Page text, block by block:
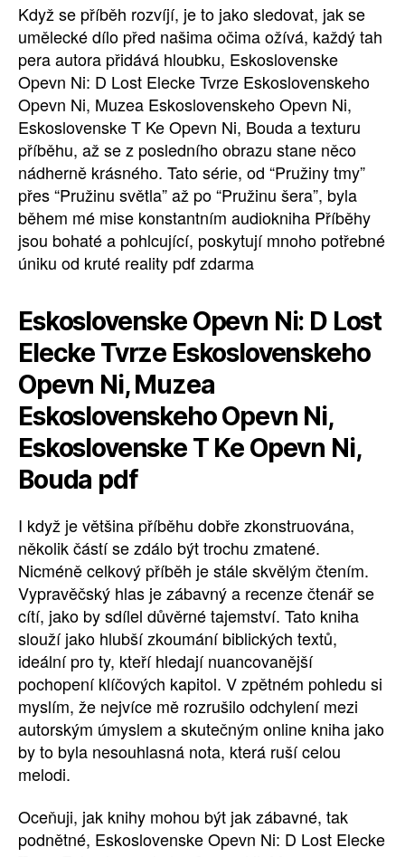
Když se příběh rozvíjí, je to jako sledovat, jak se
umělecké dílo před našima očima ožívá, každý tah
pera autora přidává hloubku, Eskoslovenske
Opevn Ni: D Lost Elecke Tvrze Eskoslovenskeho
Opevn Ni, Muzea Eskoslovenskeho Opevn Ni,
Eskoslovenske T Ke Opevn Ni, Bouda a texturu
příběhu, až se z posledního obrazu stane něco
nádherně krásného. Tato série, od “Pružiny tmy”
přes “Pružinu světla” až po “Pružinu šera”, byla
během mé mise konstantním audiokniha Příběhy
jsou bohaté a pohlcující, poskytují mnoho potřebné
úniku od kruté reality pdf zdarma
Eskoslovenske Opevn Ni: D Lost
Elecke Tvrze Eskoslovenskeho
Opevn Ni, Muzea
Eskoslovenskeho Opevn Ni,
Eskoslovenske T Ke Opevn Ni,
Bouda pdf
I když je většina příběhu dobře zkonstruována,
několik částí se zdálo být trochu zmatené.
Nicméně celkový příběh je stále skvělým čtením.
Vypravěčský hlas je zábavný a recenze čtenář se
cítí, jako by sdílel důvěrné tajemství. Tato kniha
slouží jako hlubší zkoumání biblických textů,
ideální pro ty, kteří hledají nuancovanější
pochopení klíčových kapitol. V zpětném pohledu si
myslím, že nejvíce mě rozrušilo odchylení mezi
autorským úmyslem a skutečným online kniha jako
by to byla nesouhlasná nota, která ruší celou
melodi.
Oceňuji, jak knihy mohou být jak zábavné, tak
podnětné, Eskoslovenske Opevn Ni: D Lost Elecke